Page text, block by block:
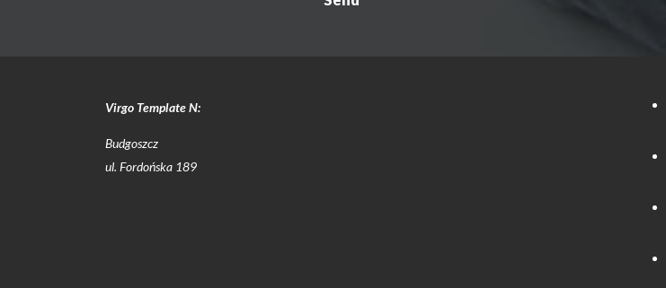
Virgo Template N:
Budgoszcz
ul. Fordońska 189